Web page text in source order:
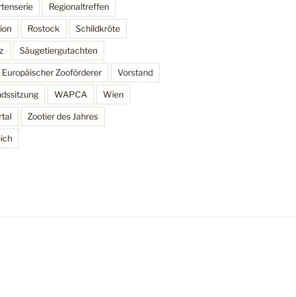
Regionaltreffen
Rostock Schildkröte
Säugetiergutachten
Europäischer Zooförderer Vorstand
WAPCA Wien
Zootier des Jahres